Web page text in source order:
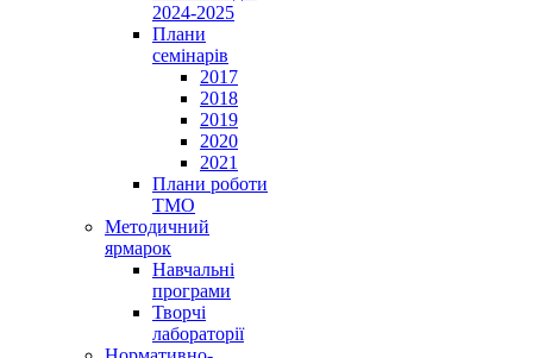
2024-2025
Плани
семінарів
2017
2018
2019
2020
2021
Плани роботи
ТМО
Методичний
ярмарок
Навчальні
програми
Творчі
лабораторії